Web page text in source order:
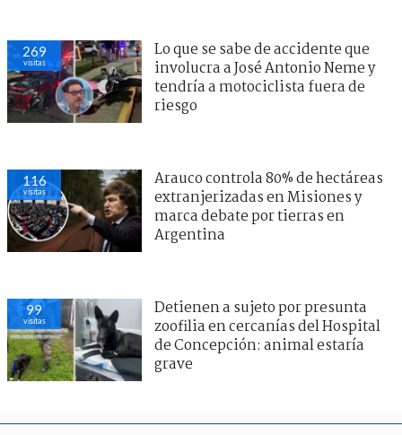
269
visitas
Lo que se sabe de accidente que
involucra a José Antonio Neme y
tendría a motociclista fuera de
riesgo
116
visitas
Arauco controla 80% de hectáreas
extranjerizadas en Misiones y
marca debate por tierras en
Argentina
99
visitas
Detienen a sujeto por presunta
zoofilia en cercanías del Hospital
de Concepción: animal estaría
grave